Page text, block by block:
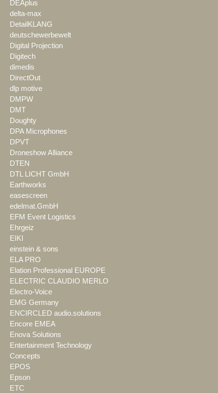
DEAplus
delta-max
DetailKLANG
deutschewerbewelt
Digital Projection
Digitech
dimedis
DirectOut
dlp motive
DMPW
DMT
Doughty
DPA Microphones
DPVT
Droneshow Alliance
DTEN
DTL LICHT GmbH
Earthworks
easescreen
edelmat.GmbH
EFM Event Logistics
Ehrgeiz
EIKI
einstein & sons
ELA PRO
Elation Professional EUROPE
ELECTRIC CLAUDIO MERLO
Electro-Voice
EMG Germany
ENCIRCLED audio.solutions
Encore EMEA
Enova Solutions
Entertainment Technology
Concepts
EPOS
Epson
ETC